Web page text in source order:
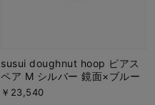
susui doughnut hoop ピアス
ペア M シルバー 鏡面×ブルー
￥23,540